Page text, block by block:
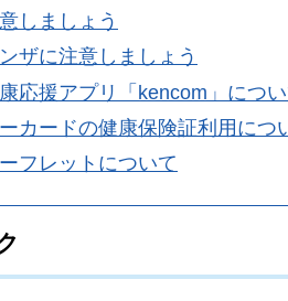
しましょう
ザに注意しましょう
応援アプリ「kencom」につ
カードの健康保険証利用につ
フレットについて